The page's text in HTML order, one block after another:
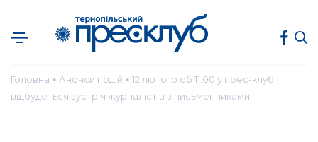
Головна ● Анонси подій ● 12 лютого об 11.00 у прес-клубі
відбудеться зустріч журналістів з письменниками